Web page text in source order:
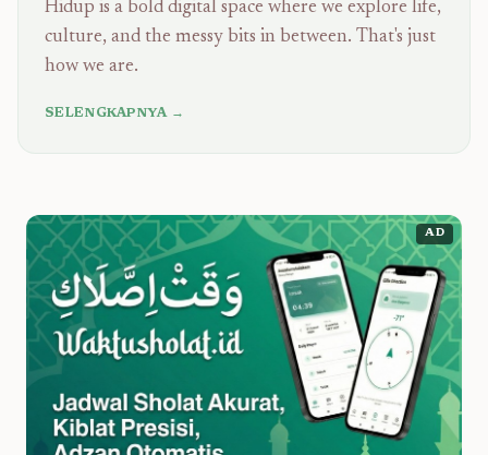
Hidup is a bold digital space where we explore life,
culture, and the messy bits in between. That's just
how we are.
SELENGKAPNYA →
AD